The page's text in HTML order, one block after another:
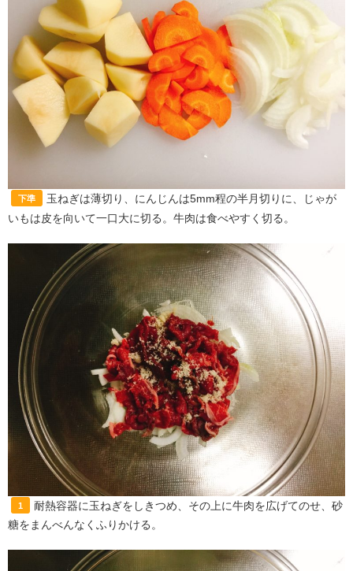
下準
玉ねぎは薄切り、にんじんは5mm程の半月切りに、じゃが
いもは皮を向いて一口大に切る。牛肉は食べやすく切る。
1
耐熱容器に玉ねぎをしきつめ、その上に牛肉を広げてのせ、砂
糖をまんべんなくふりかける。